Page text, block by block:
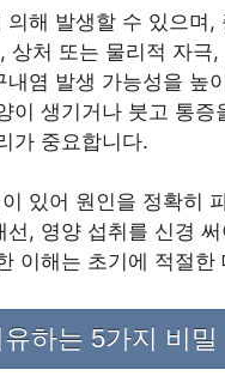
해 발생할 수 있으며
상처 또는 물리적 자
염 발생 가능성을 높
이 생기거나 붓고 통
가 중요합니다.
있어 원인을 정확히
선, 영양 섭취를 신경
이해는 초기에 적절
하는 5가지 비밀